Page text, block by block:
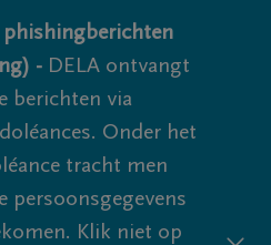
phishingberichten
- DELA ontvangt
berichten via
Onder het
tracht men
persoonsgegevens
Klik niet op